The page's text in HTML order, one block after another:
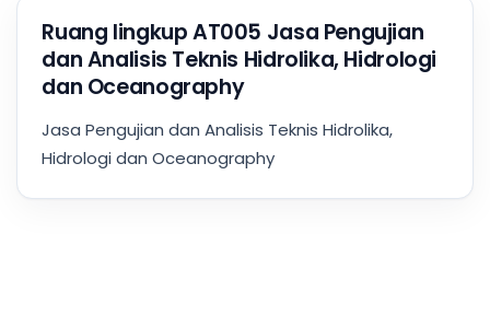
Ruang lingkup AT005 Jasa Pengujian
dan Analisis Teknis Hidrolika, Hidrologi
dan Oceanography
Jasa Pengujian dan Analisis Teknis Hidrolika,
Hidrologi dan Oceanography